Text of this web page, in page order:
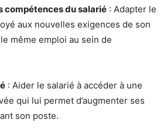
compétences du salarié : Adapter le
aux nouvelles exigences de son
même emploi au sein de
: Aider le salarié à accéder à une
qui lui permet d’augmenter ses
son poste.